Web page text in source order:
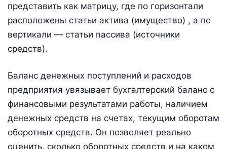
представить как матрицу, где по горизонтали
расположены статьи актива (имущество) , а по
вертикали — статьи пассива (источники
средств).
Баланс денежных поступлений и расходов
предприятия увязывает бухгалтерский баланс с
финансовыми результатами работы, наличием
денежных средств на счетах, текущим оборотам
оборотных средств. Он позволяет реально
оценить, сколько оборотных средств и на каком